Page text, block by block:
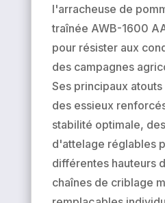
l'arracheuse de
traînée AWB-1600
pour résister aux
des campagnes
Ses principaux
des essieux
stabilité optimale,
d'attelage réglables
différentes hauteurs
chaînes de criblage